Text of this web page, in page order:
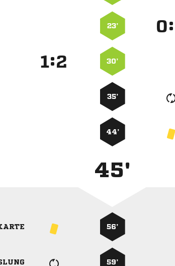
23’ :
: 30’
35’
44’
45'
56’
59’